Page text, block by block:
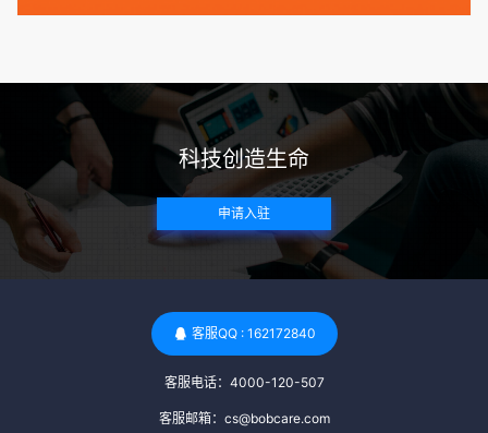
病史。这通常需要通过基因检测、家族史调查和医疗记录审查
带任何可传染给受卵者的病原体。 药物与生活习惯：捐赠者需
要是非尼古丁使用者、非吸烟者、非吸毒者，并且未使用可能
影响卵子质量的药物，如某些精神药物和避孕植入物。 学历与
心理标准 学历要求：部分卵子库对捐赠者的学历有一定要求，
但这并非普遍标准。一些卵子库可能更倾向于选择受过高等教
育的女性作为捐赠者，但这并不是绝对的筛选条件。 心理状态
评估：捐赠者需要进行心理状态评估，以确定其对捐赠过程的
于确保捐赠者在捐赠过程中保持积极的心态，并理解其捐赠行
为的意义。 其他标准 责任心与沟通能力：由于捐卵过程的时
间不确定性，捐赠者需要有责任心，善于沟通，并尊重预约和
时间表。这有助于确保捐赠周期的顺利进行，并保障受卵者的
科技创造生命
申请入驻
客服QQ : 162172840
客服电话：4000-120-507
客服邮箱：cs@bobcare.com